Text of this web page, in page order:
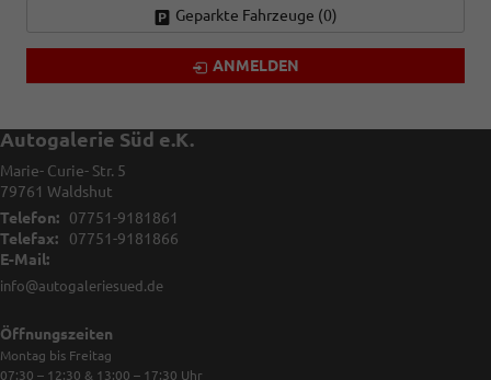
Geparkte Fahrzeuge (0)
ANMELDEN
Autogalerie Süd e.K.
Marie- Curie- Str. 5
79761 Waldshut
Telefon:
07751-9181861
Telefax:
07751-9181866
E-Mail:
info@autogaleriesued.de
Öffnungszeiten
Montag bis Freitag
07:30 – 12:30 & 13:00 – 17:30 Uhr